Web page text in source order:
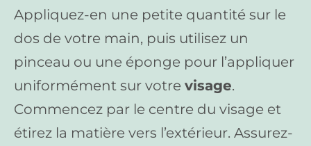
Appliquez-en une petite quantité sur le
dos de votre main, puis utilisez un
pinceau ou une éponge pour l’appliquer
uniformément sur votre visage.
Commencez par le centre du visage et
étirez la matière vers l’extérieur. Assurez-